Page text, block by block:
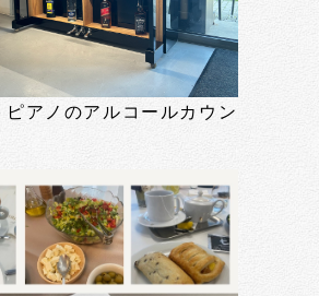
ピアノのアルコールカウン